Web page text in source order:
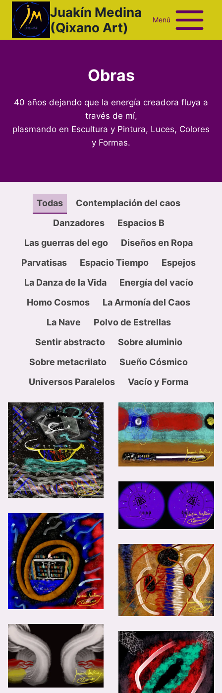
Saltar
contenido
Juakín Medina
(Qixano Art)
Menú
Obras
40 años dejando que la energía creadora fluya a
través de mí,
plasmando en Escultura y Pintura, Luces, Colores
y Formas.
Todas
Contemplación del caos
Danzadores
Espacios B
Las guerras del ego
Diseños en Ropa
Parvatisas
Espacio Tiempo
Espejos
La Danza de la Vida
Energía del vacío
Homo Cosmos
La Armonía del Caos
La Nave
Polvo de Estrellas
Sentir abstracto
Sobre aluminio
Sobre metacrilato
Sueño Cósmico
Universos Paralelos
Vacío y Forma